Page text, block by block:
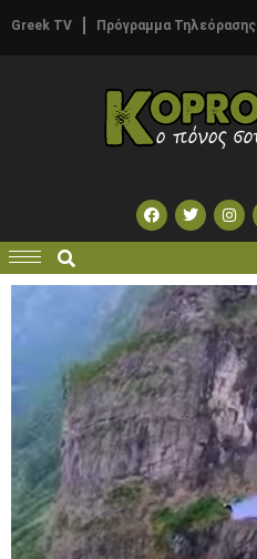
Greek TV Πρόγραμμα Τηλεόρασης